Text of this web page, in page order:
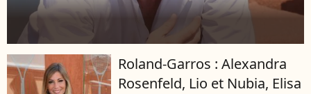
Roland-Garros : Alexandra
Rosenfeld, Lio et Nubia, Elisa